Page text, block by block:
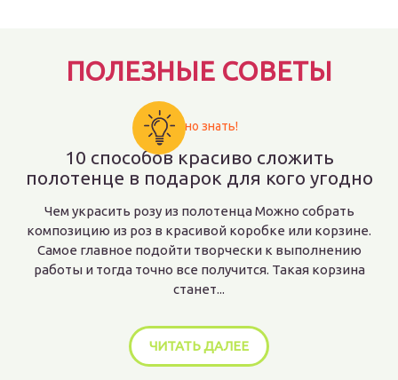
ПОЛЕЗНЫЕ СОВЕТЫ
Важно знать!
10 способов красиво сложить
полотенце в подарок для кого угодно
Чем украсить розу из полотенца Можно собрать
композицию из роз в красивой коробке или корзине.
Самое главное подойти творчески к выполнению
работы и тогда точно все получится. Такая корзина
станет...
ЧИТАТЬ ДАЛЕЕ